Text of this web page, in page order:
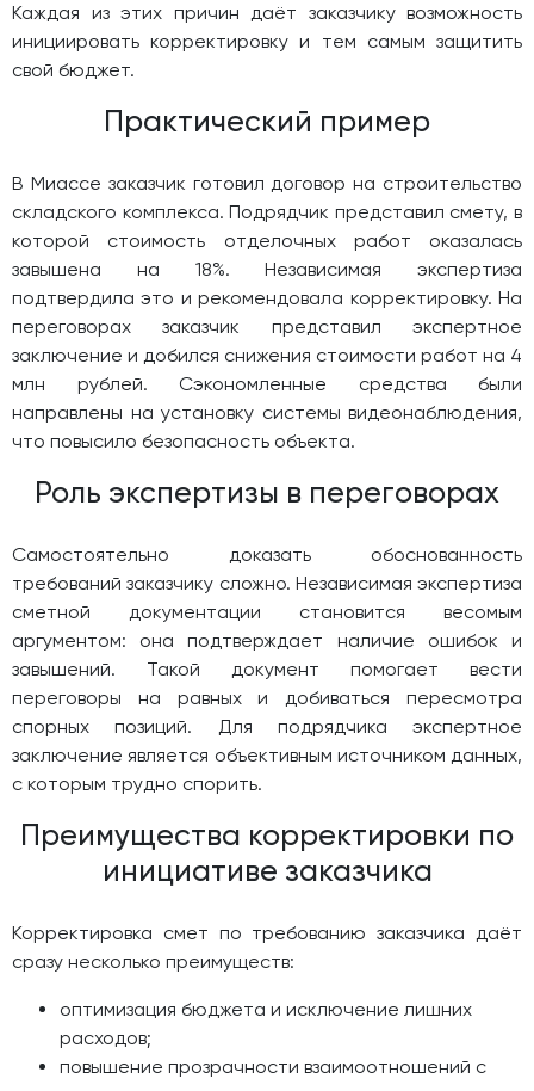
Каждая из этих причин даёт заказчику возможность
инициировать корректировку и тем самым защитить
свой бюджет.
Практический пример
В Миассе заказчик готовил договор на строительство
складского комплекса. Подрядчик представил смету, в
которой стоимость отделочных работ оказалась
завышена на 18%. Независимая экспертиза
подтвердила это и рекомендовала корректировку. На
переговорах заказчик представил экспертное
заключение и добился снижения стоимости работ на 4
млн рублей. Сэкономленные средства были
направлены на установку системы видеонаблюдения,
что повысило безопасность объекта.
Роль экспертизы в переговорах
Самостоятельно доказать обоснованность
требований заказчику сложно. Независимая экспертиза
сметной документации становится весомым
аргументом: она подтверждает наличие ошибок и
завышений. Такой документ помогает вести
переговоры на равных и добиваться пересмотра
спорных позиций. Для подрядчика экспертное
заключение является объективным источником данных,
с которым трудно спорить.
Преимущества корректировки по
инициативе заказчика
Корректировка смет по требованию заказчика даёт
сразу несколько преимуществ:
оптимизация бюджета и исключение лишних
расходов;
повышение прозрачности взаимоотношений с